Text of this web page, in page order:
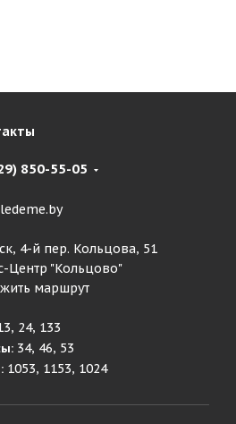
850-55-05
4-й пер. Кольцова, 51
Центр "Кольцово"
маршрут
24, 133
34, 46, 53
1053, 1153, 1024